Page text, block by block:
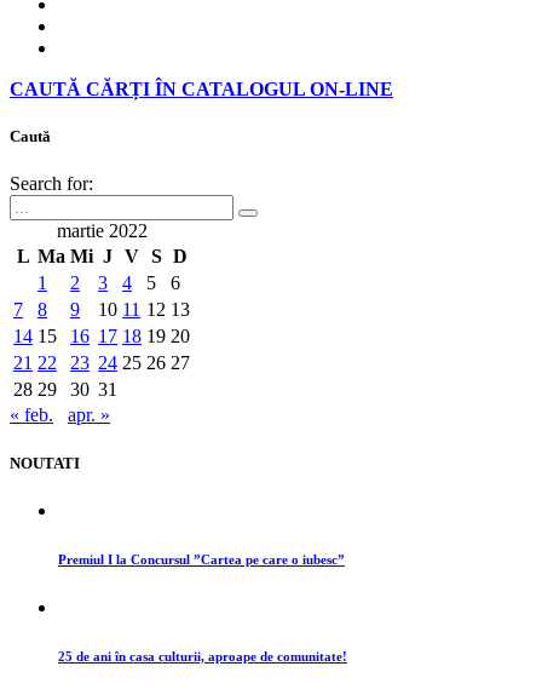
CAUTĂ CĂRȚI ÎN CATALOGUL ON-LINE
Caută
Search for:
martie 2022
L Ma Mi J V S D
1
2 3 4 5
6
7
8 9 10 11 12 13
14 15 16 17 18 19 20
21 22 23 24 25 26 27
28 29 30 31
« feb.
apr. »
NOUTATI
Premiul I la Concursul ”Cartea pe care o iubesc”
25 de ani în casa culturii, aproape de comunitate!